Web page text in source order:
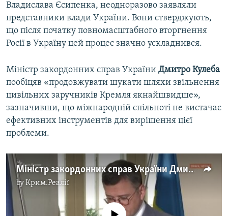
Владислава Єсипенка, неодноразово заявляли
представники влади України. Вони стверджують,
що після початку повномасштабного вторгнення
Росії в Україну цей процес значно ускладнився.
Міністр закордонних справ України Дмитро Кулеба
пообіцяв «продовжувати шукати шляхи звільнення
цивільних заручників Кремля якнайшвидше»,
зазначивши, що міжнародній спільноті не вистачає
ефективних інструментів для вирішення цієї
проблеми.
Міністр закордонних справ України Дмитро Кулеба – про фрілансера Крим.Реалії Владислава Єсипенка та інших кримських в'язнів Кремля (відео)
byКрим.Реалії
No media source currently available